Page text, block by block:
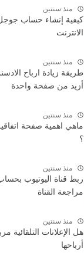
منذ سنتين
كيفية إنشاء حساب
الانترنت
منذ سنتين
طريقة زيادة ارباح
أزيد من صفحة واحدة
منذ سنتين
ماهي اهمية صفحة
؟
منذ سنتين
ربط قناة اليوتيوب
مراجعة القناة
منذ سنتين
هل الإعلانات التلقائية
أرباحها